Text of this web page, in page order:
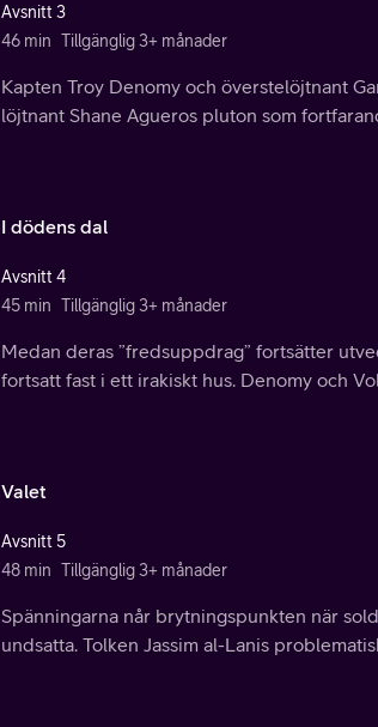
Avsnitt 3
46 min Tillgänglig 3+ månader
Kapten Troy Denomy och överstelöjtnant
löjtnant Shane Agueros pluton som
I dödens dal
Avsnitt 4
45 min Tillgänglig 3+ månader
Medan deras ”fredsuppdrag” fortsätter
fortsatt fast i ett irakiskt hus. Denomy och
Valet
Avsnitt 5
48 min Tillgänglig 3+ månader
Spänningarna når brytningspunkten när
undsatta. Tolken Jassim al-Lanis